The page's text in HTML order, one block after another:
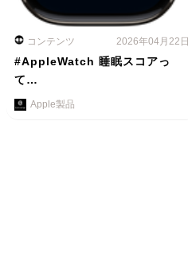
コンテンツ 2026年04月22日
#AppleWatch 睡眠スコアっ
て…
Apple製品